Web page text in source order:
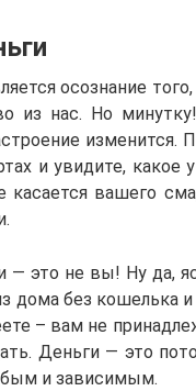
осознание
из нас. Но
изменится.
и ​увидите, какое
вашего
— это не вы! Ну да,
дома без кошелька
– вам не
Деньги — это
и зависимым.